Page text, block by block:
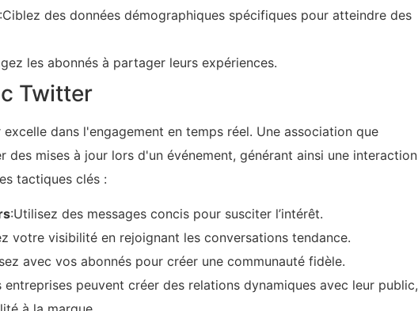
:Ciblez des données démographiques spécifiques pour atteindre des
les abonnés à partager leurs expériences.
Twitter
dans l'engagement en temps réel. Une association que
mises à jour lors d'un événement, générant ainsi une interaction
tactiques clés :
:Utilisez des messages concis pour susciter l’intérêt.
votre visibilité en rejoignant les conversations tendance.
avec vos abonnés pour créer une communauté fidèle.
peuvent créer des relations dynamiques avec leur public,